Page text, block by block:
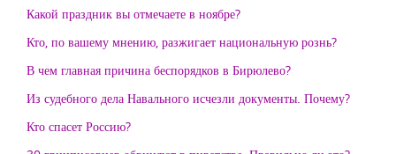
Какой праздник вы отмечаете в ноябре?
Кто, по вашему мнению, разжигает национальную рознь?
В чем главная причина беспорядков в Бирюлево?
Из судебного дела Навального исчезли документы. Почему?
Кто спасет Россию?